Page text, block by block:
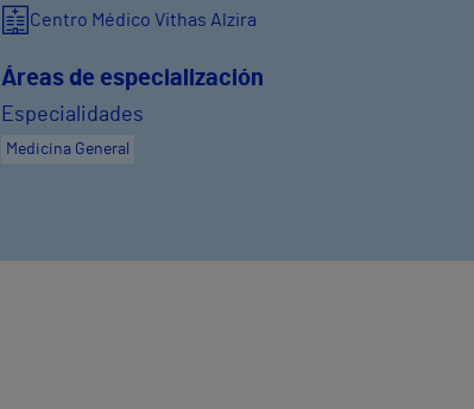
Centro Médico Vithas Alzira
Áreas de especialización
Especialidades
Medicina General